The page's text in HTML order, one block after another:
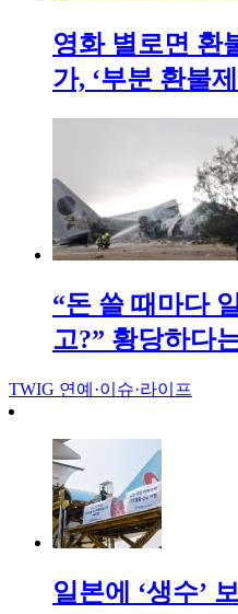
영화 별로면 환
가, ‘부분 환불
“돈 쓸 때마다
고?” 황당하다
TWIG 연예·이슈·라이프
일본에 ‘생수’